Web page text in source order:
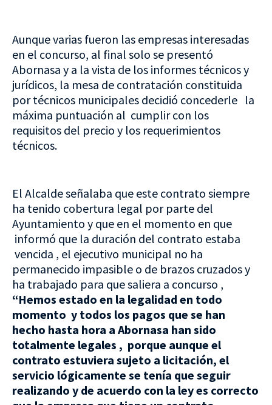
Aunque varias fueron las empresas interesadas
en el concurso, al final solo se presentó
Abornasa y a la vista de los informes técnicos y
jurídicos, la mesa de contratación constituida
por técnicos municipales decidió concederle la
máxima puntuación al cumplir con los
requisitos del precio y los requerimientos
técnicos.
El Alcalde señalaba que este contrato siempre
ha tenido cobertura legal por parte del
Ayuntamiento y que en el momento en que
informó que la duración del contrato estaba
vencida , el ejecutivo municipal no ha
permanecido impasible o de brazos cruzados y
ha trabajado para que saliera a concurso ,
“Hemos estado en la legalidad en todo
momento y todos los pagos que se han
hecho hasta hora a Abornasa han sido
totalmente legales , porque aunque el
contrato estuviera sujeto a licitación, el
servicio lógicamente se tenía que seguir
realizando y de acuerdo con la ley es correcto